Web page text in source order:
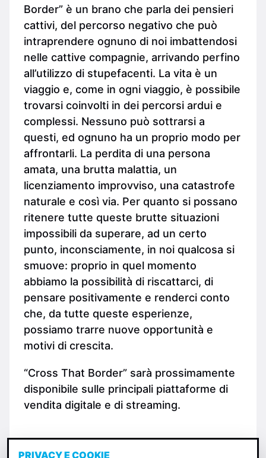
Border” è un brano che parla dei pensieri
cattivi, del percorso negativo che può
intraprendere ognuno di noi imbattendosi
nelle cattive compagnie, arrivando perfino
all’utilizzo di stupefacenti. La vita è un
viaggio e, come in ogni viaggio, è possibile
trovarsi coinvolti in dei percorsi ardui e
complessi. Nessuno può sottrarsi a
questi, ed ognuno ha un proprio modo per
affrontarli. La perdita di una persona
amata, una brutta malattia, un
licenziamento improvviso, una catastrofe
naturale e così via. Per quanto si possano
ritenere tutte queste brutte situazioni
impossibili da superare, ad un certo
punto, inconsciamente, in noi qualcosa si
smuove: proprio in quel momento
abbiamo la possibilità di riscattarci, di
pensare positivamente e renderci conto
che, da tutte queste esperienze,
possiamo trarre nuove opportunità e
motivi di crescita.
“Cross That Border” sarà prossimamente
disponibile sulle principali piattaforme di
vendita digitale e di streaming.
PRIVACY E COOKIE